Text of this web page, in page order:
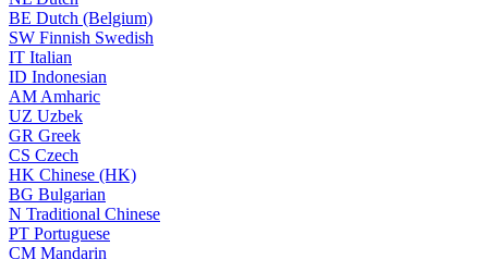
BE Dutch (Belgium)
SW Finnish Swedish
IT Italian
ID Indonesian
AM Amharic
UZ Uzbek
GR Greek
CS Czech
HK Chinese (HK)
BG Bulgarian
N Traditional Chinese
PT Portuguese
CM Mandarin